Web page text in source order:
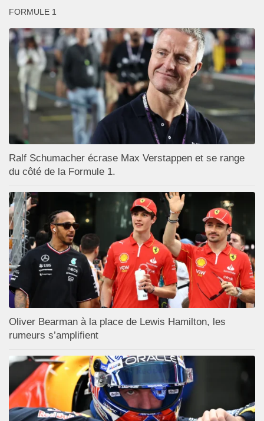
FORMULE 1
Ralf Schumacher écrase Max Verstappen et se range
du côté de la Formule 1.
Oliver Bearman à la place de Lewis Hamilton, les
rumeurs s’amplifient